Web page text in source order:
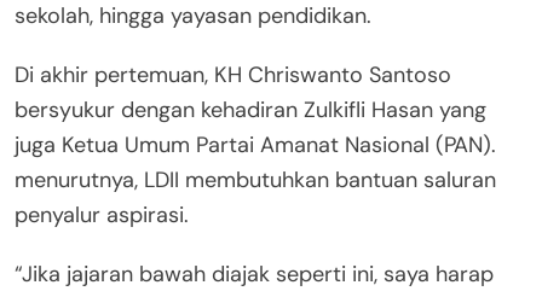
sekolah, hingga yayasan pendidikan.
Di akhir pertemuan, KH Chriswanto Santoso
bersyukur dengan kehadiran Zulkifli Hasan yang
juga Ketua Umum Partai Amanat Nasional (PAN).
menurutnya, LDII membutuhkan bantuan saluran
penyalur aspirasi.
“Jika jajaran bawah diajak seperti ini, saya harap